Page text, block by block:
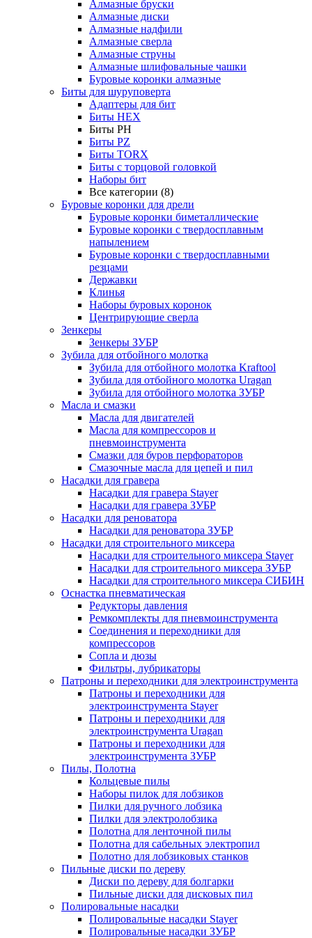
Алмазные бруски
Алмазные диски
Алмазные надфили
Алмазные сверла
Алмазные струны
Алмазные шлифовальные чашки
Буровые коронки алмазные
Биты для шуруповерта
Адаптеры для бит
Биты HEX
Биты PH
Биты PZ
Биты TORX
Биты с торцовой головкой
Наборы бит
Все категории (8)
Буровые коронки для дрели
Буровые коронки биметаллические
Буровые коронки с твердосплавным
напылением
Буровые коронки с твердосплавными
резцами
Державки
Клинья
Наборы буровых коронок
Центрирующие сверла
Зенкеры
Зенкеры ЗУБР
Зубила для отбойного молотка
Зубила для отбойного молотка Kraftool
Зубила для отбойного молотка Uragan
Зубила для отбойного молотка ЗУБР
Масла и смазки
Масла для двигателей
Масла для компрессоров и
пневмоинструмента
Смазки для буров перфораторов
Смазочные масла для цепей и пил
Насадки для гравера
Насадки для гравера Stayer
Насадки для гравера ЗУБР
Насадки для реноватора
Насадки для реноватора ЗУБР
Насадки для строительного миксера
Насадки для строительного миксера Stayer
Насадки для строительного миксера ЗУБР
Насадки для строительного миксера СИБИН
Оснастка пневматическая
Редукторы давления
Ремкомплекты для пневмоинструмента
Соединения и переходники для
компрессоров
Сопла и дюзы
Фильтры, лубрикаторы
Патроны и переходники для электроинструмента
Патроны и переходники для
электроинструмента Stayer
Патроны и переходники для
электроинструмента Uragan
Патроны и переходники для
электроинструмента ЗУБР
Пилы, Полотна
Кольцевые пилы
Наборы пилок для лобзиков
Пилки для ручного лобзика
Пилки для электролобзика
Полотна для ленточной пилы
Полотна для сабельных электропил
Полотно для лобзиковых станков
Пильные диски по дереву
Диски по дереву для болгарки
Пильные диски для дисковых пил
Полировальные насадки
Полировальные насадки Stayer
Полировальные насадки ЗУБР